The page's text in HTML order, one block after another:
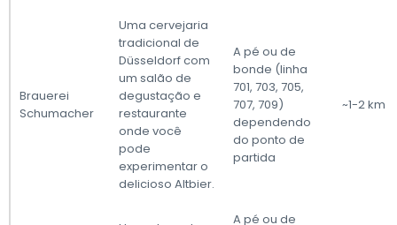
Brauerei
Schumacher
Uma cervejaria
tradicional de
Düsseldorf com
um salão de
degustação e
restaurante
onde você
pode
experimentar o
delicioso Altbier.
A pé ou de
bonde (linha
701, 703, 705,
707, 709)
dependendo
do ponto de
partida
~1-2 km
A pé ou de